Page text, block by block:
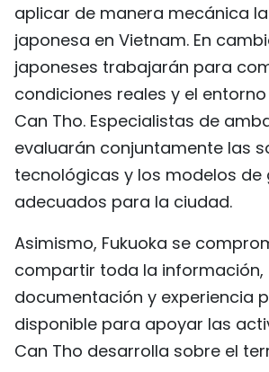
aplicar de manera mecánica
japonesa en Vietnam. En
japoneses trabajarán para
condiciones reales y el
Can Tho. Especialistas de
evaluarán conjuntamente las
tecnológicas y los modelos de
adecuados para la ciudad.
Asimismo, Fukuoka se
compartir toda la información,
documentación y experiencia
disponible para apoyar las
Can Tho desarrolla sobre el